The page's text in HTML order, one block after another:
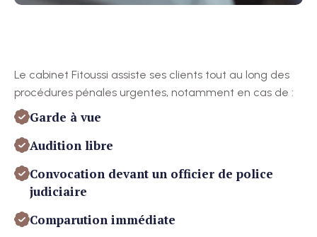
Le cabinet Fitoussi assiste ses clients tout au long des
procédures pénales urgentes, notamment en cas de :
Garde à vue
Audition libre
Convocation devant un officier de police
judiciaire
Comparution immédiate